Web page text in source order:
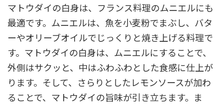
マトウダイの白身は、フランス料理のムニエルにも
最適です。ムニエルは、魚を小麦粉でまぶし、バタ
ーやオリーブオイルでじっくりと焼き上げる料理で
す。マトウダイの白身は、ムニエルにすることで、
外側はサクッと、中はふわふわとした食感に仕上が
ります。そして、さらりとしたレモンソースが加わ
ることで、マトウダイの旨味が引き立ちます。ま